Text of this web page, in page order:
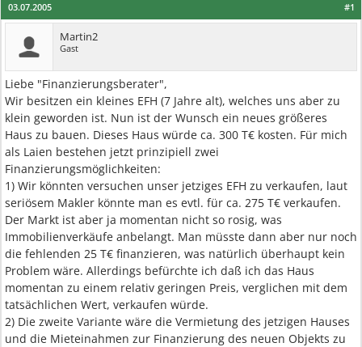
#1
03.07.2005
Martin2
Gast
Liebe "Finanzierungsberater",
Wir besitzen ein kleines EFH (7 Jahre alt), welches uns aber zu
klein geworden ist. Nun ist der Wunsch ein neues größeres
Haus zu bauen. Dieses Haus würde ca. 300 T€ kosten. Für mich
als Laien bestehen jetzt prinzipiell zwei
Finanzierungsmöglichkeiten:
1) Wir könnten versuchen unser jetziges EFH zu verkaufen, laut
seriösem Makler könnte man es evtl. für ca. 275 T€ verkaufen.
Der Markt ist aber ja momentan nicht so rosig, was
Immobilienverkäufe anbelangt. Man müsste dann aber nur noch
die fehlenden 25 T€ finanzieren, was natürlich überhaupt kein
Problem wäre. Allerdings befürchte ich daß ich das Haus
momentan zu einem relativ geringen Preis, verglichen mit dem
tatsächlichen Wert, verkaufen würde.
2) Die zweite Variante wäre die Vermietung des jetzigen Hauses
und die Mieteinahmen zur Finanzierung des neuen Objekts zu